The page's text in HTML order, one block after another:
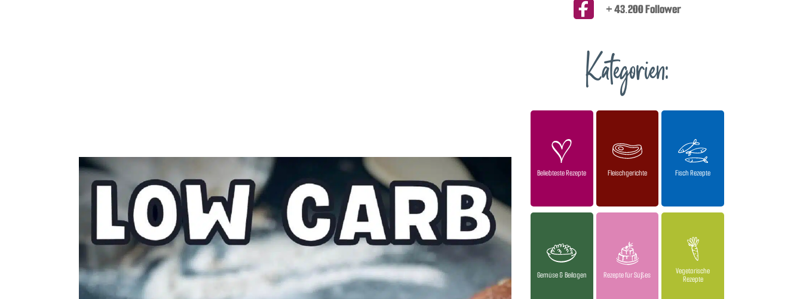
+ 43.200 Follower
Kategorien:
Beliebteste Rezepte Fleischgerichte Fisch Rezepte
Gemüse & Beilagen Rezepte für Süßes
Vegetarische
Rezepte